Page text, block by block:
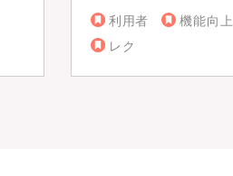
利用者
機能向上
レク